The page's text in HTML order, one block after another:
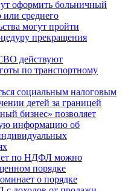
оформить больничный
среднего
могут пройти
прекращения
действуют
по транспортному
социальным налоговым
детей за границей
бизнес» позволяет
информацию об
по НДФЛ можно
порядке
о порядке